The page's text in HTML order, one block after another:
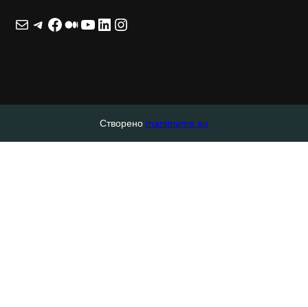
Пошта Telegram Facebook Medium YouTube LinkedIn Instagram
Створено manimama.eu